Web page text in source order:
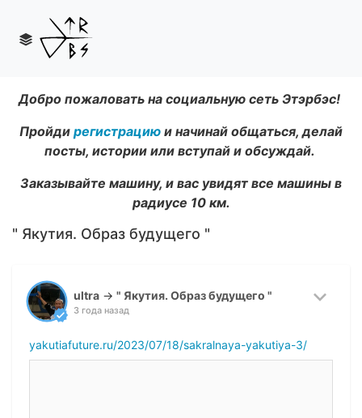
Добро пожаловать на социальную сеть Этэрбэс!
Пройди регистрацию и начинай общаться, делай
посты, истории или вступай и обсуждай.
Заказывайте машину, и вас увидят все машины в
радиусе 10 км.
" Якутия. Образ будущего "
ultra → " Якутия. Образ будущего "
3 года назад
yakutiafuture.ru/2023/07/18/sakralnaya-yakutiya-3/